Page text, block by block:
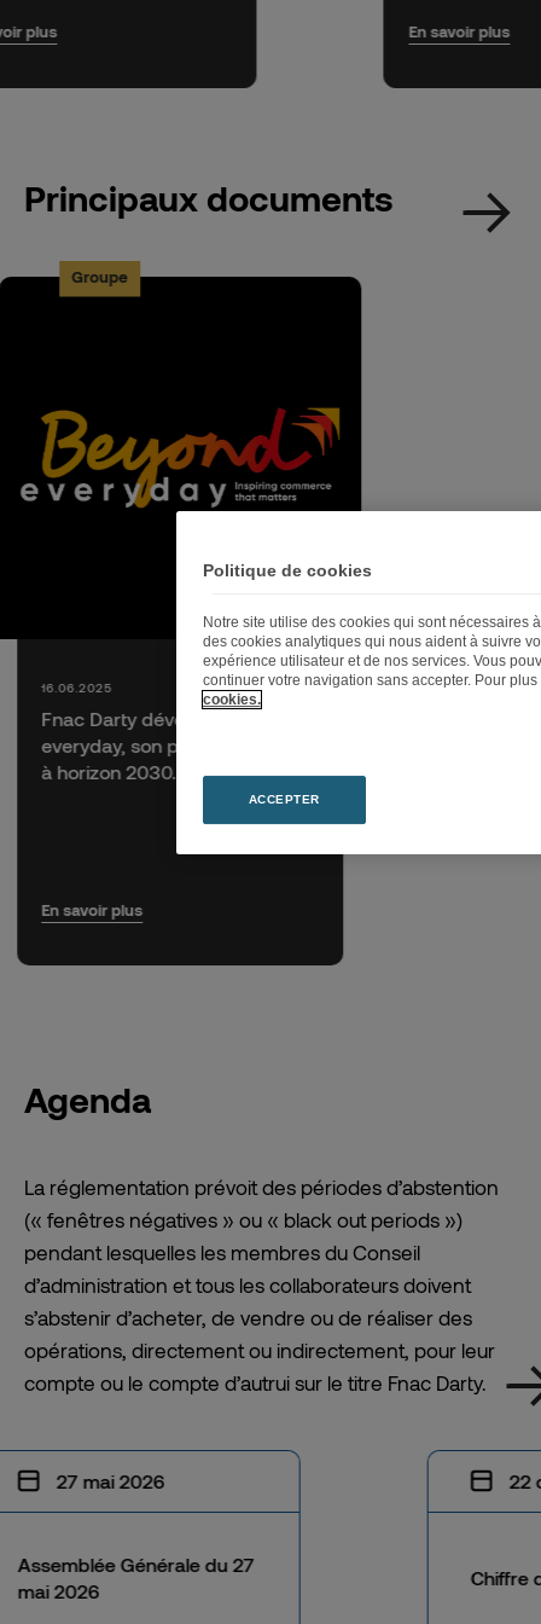
plus En savoir plus
Principaux documents
Fnac Darty dévoile Beyond
everyday, son plan stratégique
à horizon 2030.
Groupe
16.06.2025
En savoir plus
Agenda
La réglementation prévoit des périodes d’abstention
(« fenêtres négatives » ou « black out periods »)
pendant lesquelles les membres du Conseil
d’administration et tous les collaborateurs doivent
s’abstenir d’acheter, de vendre ou de réaliser des
opérations, directement ou indirectement, pour leur
compte ou le compte d’autrui sur le titre Fnac Darty.
Assemblée Générale du 27
mai 2026
27 mai 2026
Chiffre
22
Politique de cookies
Notre site utilise des cookies qui sont nécessaires
des cookies analytiques qui nous aident à suivre
expérience utilisateur et de nos services. Vous
continuer votre navigation sans accepter. Pour
cookies.
ACCEPTER